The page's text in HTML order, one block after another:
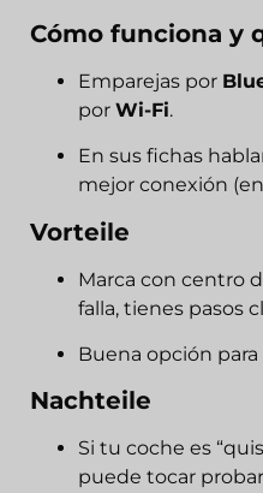
Cómo funciona y
Emparejas por
por Wi-Fi.
En sus fichas
mejor conexión
Vorteile
Marca con centro
falla, tienes pasos
Buena opción para
Nachteile
Si tu coche es
puede tocar